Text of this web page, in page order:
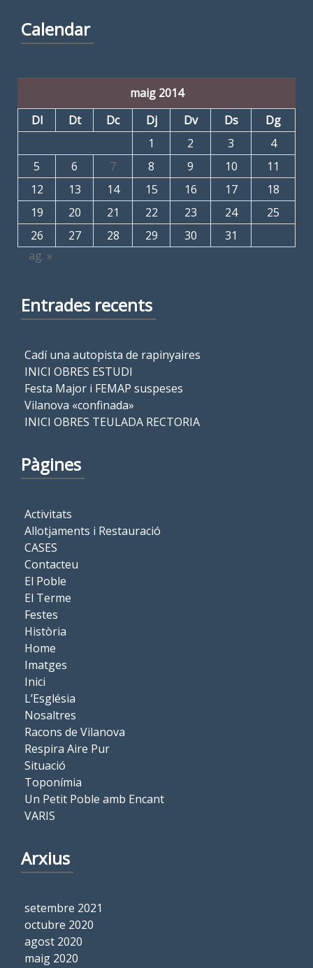
Calendar
maig 2014
Dl
Dt Dc Dj Dv Ds
Dg
1
2 3
4
5
6 7 8 9 10
11
12
13 14 15 16 17
18
19
20 21 22 23 24
25
26
27 28 29 30
31
ag. »
Entrades recents
Cadí una autopista de rapinyaires
INICI OBRES ESTUDI
Festa Major i FEMAP suspeses
Vilanova «confinada»
INICI OBRES TEULADA RECTORIA
Pàgines
Activitats
Allotjaments i Restauració
CASES
Contacteu
El Poble
El Terme
Festes
Història
Home
Imatges
Inici
L’Església
Nosaltres
Racons de Vilanova
Respira Aire Pur
Situació
Toponímia
Un Petit Poble amb Encant
VARIS
Arxius
setembre 2021
octubre 2020
agost 2020
maig 2020